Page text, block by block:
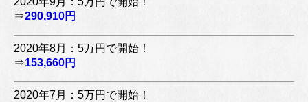
⇒290,910円
2020年8月：5万円で開始！
⇒153,660円
2020年7月：5万円で開始！